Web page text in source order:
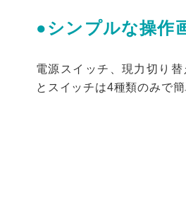
●シンプルな操作
電源スイッチ、現力切り
とスイッチは4種類のみで